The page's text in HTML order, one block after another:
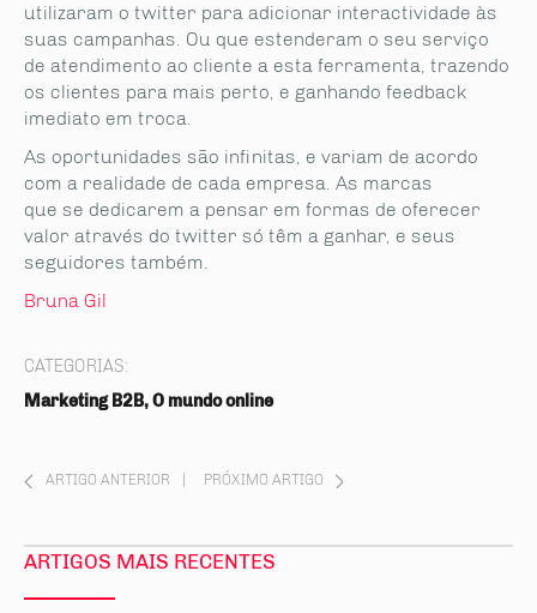
utilizaram o twitter para adicionar interactividade às
suas campanhas. Ou que estenderam o seu serviço
de atendimento ao cliente a esta ferramenta, trazendo
os clientes para mais perto, e ganhando feedback
imediato em troca.
As oportunidades são infinitas, e variam de acordo
com a realidade de cada empresa. As marcas
que se dedicarem a pensar em formas de oferecer
valor através do twitter só têm a ganhar, e seus
seguidores também.
Bruna Gil
CATEGORIAS:
Marketing B2B, O mundo online
ARTIGO ANTERIOR PRÓXIMO ARTIGO
ARTIGOS MAIS RECENTES